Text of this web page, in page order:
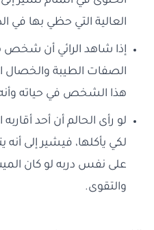
العالية التي حظي بها في
إذا شاهد الرائي أن شخص
الصفات الطيبة والخصال
هذا الشخص في حياته
لو رأى الحالم أن أحد
لكي يأكلها، فيشير إلى أنه
على نفس دربه لو كان
والتقوى.